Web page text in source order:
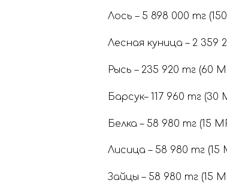
Лось – 5 898 000 тг
Лесная куница – 2 359
Рысь – 235 920 тг (60
Барсук– 117 960 тг (30
Белка – 58 980 тг (15
Лисица – 58 980 тг (15
Зайцы – 58 980 тг (15